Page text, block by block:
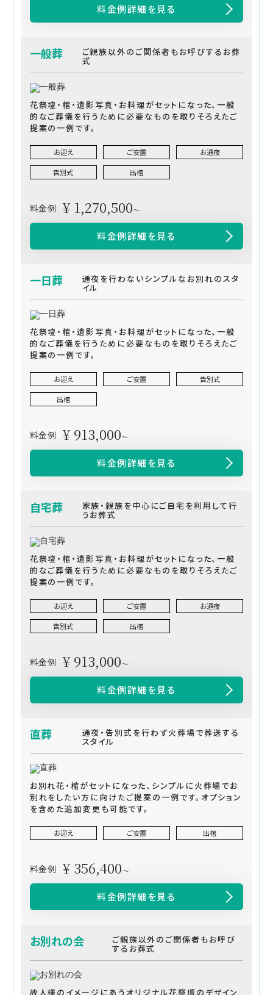
料金例詳細を見る
一般葬 ご親族以外のご関係者もお呼びするお葬
式
花祭壇・棺・遺影写真・お料理がセットになった、一般
的なご葬儀を行うために必要なものを取りそろえたご
提案の一例です。
お迎え ご安置 お通夜
告別式 出棺
料金例 ¥ 1,270,500～
料金例詳細を見る
一日葬 通夜を行わないシンプルなお別れのスタ
イル
花祭壇・棺・遺影写真・お料理がセットになった、一般
的なご葬儀を行うために必要なものを取りそろえたご
提案の一例です。
お迎え ご安置 告別式
出棺
料金例 ¥ 913,000～
料金例詳細を見る
自宅葬 家族・親族を中心にご自宅を利用して行
うお葬式
花祭壇・棺・遺影写真・お料理がセットになった、一般
的なご葬儀を行うために必要なものを取りそろえたご
提案の一例です。
お迎え ご安置 お通夜
告別式 出棺
料金例 ¥ 913,000～
料金例詳細を見る
直葬 通夜・告別式を行わず火葬場で葬送する
スタイル
お別れ花・棺がセットになった、シンプルに火葬場でお
別れをしたい方に向けたご提案の一例です。オプション
を含めた追加変更も可能です。
お迎え ご安置 出棺
料金例 ¥ 356,400～
料金例詳細を見る
お別れの会 ご親族以外のご関係者もお呼び
するお葬式
故人様のイメージにあうオリジナル花祭壇のデザイン